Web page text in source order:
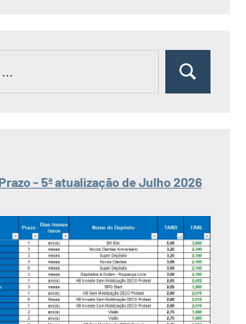
Pesquisar
- 5ª atualização de Julho 2026